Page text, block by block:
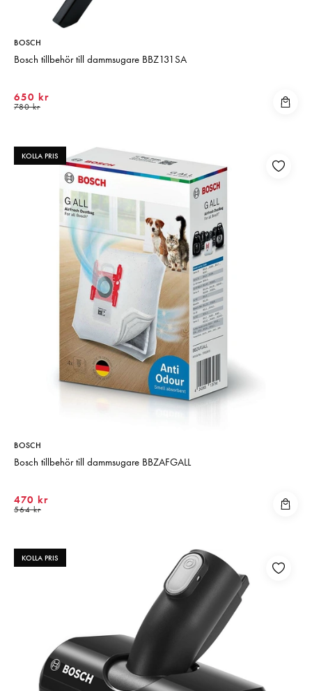
BOSCH
Bosch tillbehör till dammsugare BBZ131SA
650 kr
780 kr
KOLLA PRIS
BOSCH
Bosch tillbehör till dammsugare BBZAFGALL
470 kr
564 kr
KOLLA PRIS